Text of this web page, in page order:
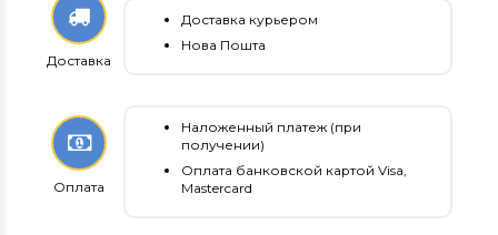
Доставка
Доставка курьером
Нова Пошта
Оплата
Наложенный платеж (при
получении)
Оплата банковской картой Visa,
Mastercard